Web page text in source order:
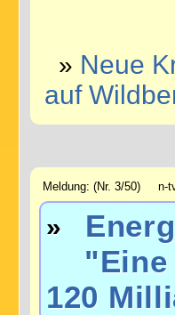
» Neue
auf
Meldung: (Nr. 3/50) n-
»
"Eine
120